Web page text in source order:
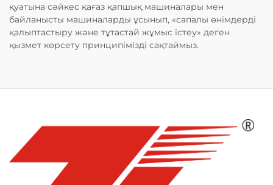
қуатына сәйкес қағаз қапшық машиналары мен
байланысты машиналарды ұсынып, «сапалы өнімдерді
қалыптастыру және тұтастай жұмыс істеу» деген
қызмет көрсету принципімізді сақтаймыз.